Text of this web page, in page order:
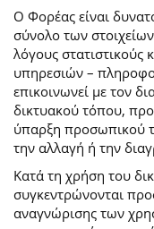
Ο Φορέας είναι
σύνολο των
λόγους
υπηρεσιών –
επικοινωνεί με τον
δικτυακού τόπου,
ύπαρξη προσωπικού
την αλλαγή ή την
Κατά τη χρήση του
συγκεντρώνονται
αναγνώρισης των